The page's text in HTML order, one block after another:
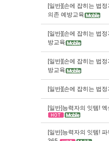
[일반][손에 잡히는 법
의존 예방교육
[일반][손에 잡히는 법
방교육
[일반][손에 잡히는 법
방교육
[일반][손에 잡히는 법
[일반]능력자의 잇템!
[일반]능력자의 잇템!